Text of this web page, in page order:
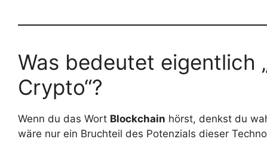
Was bedeutet eigentlich
Crypto“?
Wenn du das Wort Blockchain hörst, denkst du
wäre nur ein Bruchteil des Potenzials dieser